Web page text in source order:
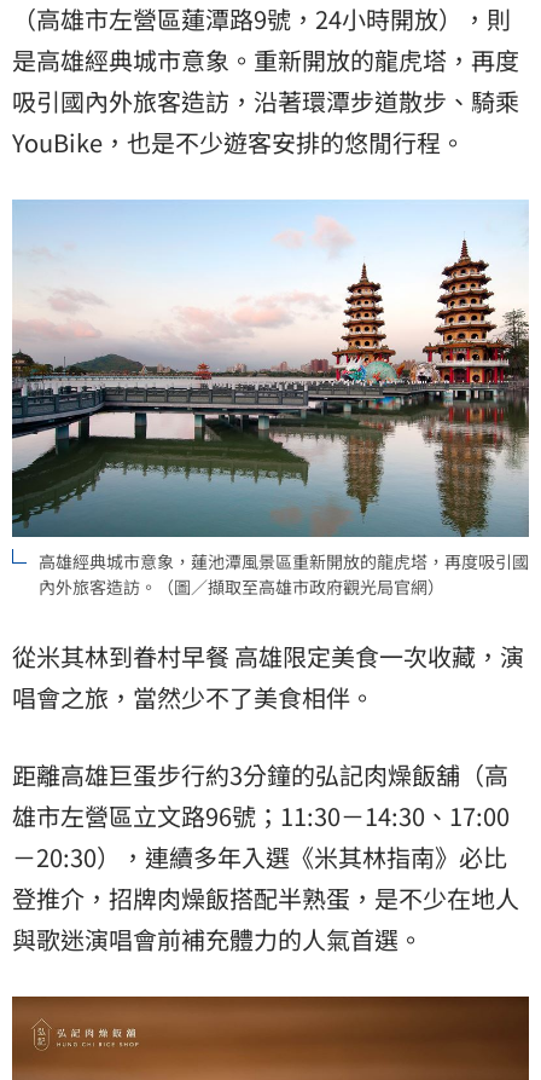
（高雄市左營區蓮潭路9號，24小時開放），則
是高雄經典城市意象。重新開放的龍虎塔，再度
吸引國內外旅客造訪，沿著環潭步道散步、騎乘
YouBike，也是不少遊客安排的悠閒行程。
高雄經典城市意象，蓮池潭風景區重新開放的龍虎塔，再度吸引國
內外旅客造訪。（圖／擷取至高雄市政府觀光局官網）
從米其林到眷村早餐 高雄限定美食一次收藏，演
唱會之旅，當然少不了美食相伴。
距離高雄巨蛋步行約3分鐘的弘記肉燥飯舖（高
雄市左營區立文路96號；11:30－14:30、17:00
－20:30），連續多年入選《米其林指南》必比
登推介，招牌肉燥飯搭配半熟蛋，是不少在地人
與歌迷演唱會前補充體力的人氣首選。